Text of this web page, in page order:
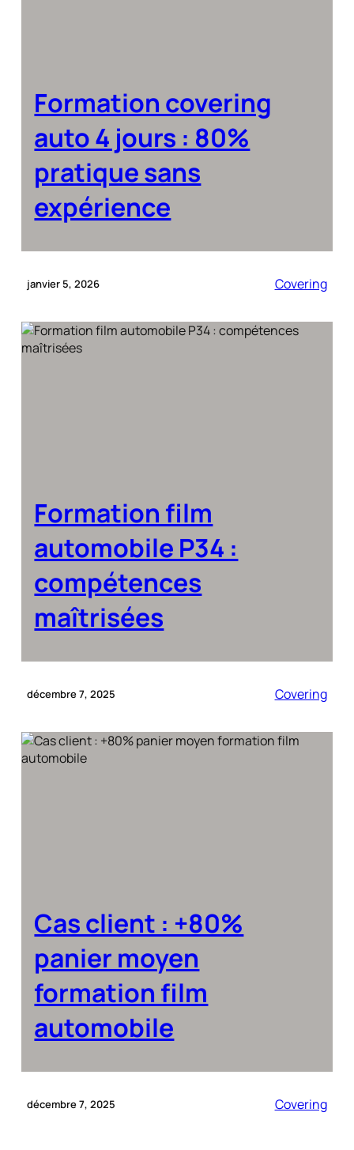
Formation covering
auto 4 jours : 80%
pratique sans
expérience
janvier 5, 2026 Covering
Formation film
automobile P34 :
compétences
maîtrisées
décembre 7, 2025 Covering
Cas client : +80%
panier moyen
formation film
automobile
décembre 7, 2025 Covering